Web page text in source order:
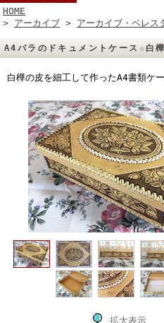
HOME
> アーカイブ > アーカイブ・ベレス
A4バラのドキュメントケース☆白
白樺の皮を細工して作ったA4書類ケ
拡大表示